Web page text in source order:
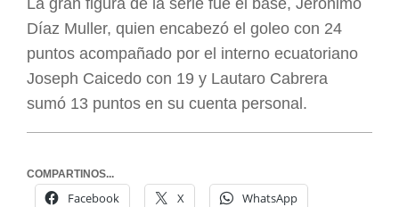
La gran figura de la serie fue el base, Jerónimo
Díaz Muller, quien encabezó el goleo con 24
puntos acompañado por el interno ecuatoriano
Joseph Caicedo con 19 y Lautaro Cabrera
sumó 13 puntos en su cuenta personal.
COMPARTINOS...
Facebook X WhatsApp